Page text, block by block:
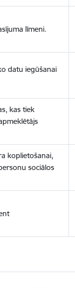
līmeni.
datu iegūšanai
kas tiek
koplietošanai,
sociālos